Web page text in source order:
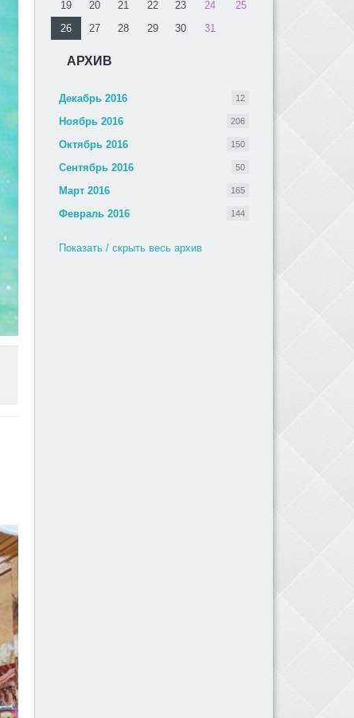
19
20 21 22 23 24
25
26
27 28 29 30 31
АРХИВ
Декабрь 2016 12
Ноябрь 2016 206
Октябрь 2016 150
Сентябрь 2016 50
Март 2016 165
Февраль 2016 144
Показать / скрыть весь архив